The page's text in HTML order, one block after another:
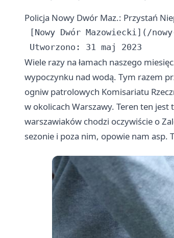
Policja Nowy Dwór Maz.: Przystań
[Nowy Dwór Mazowiecki](/
Wiele razy na łamach naszego
wypoczynku nad wodą. Tym razem
ogniw patrolowych Komisariatu
w okolicach Warszawy. Teren ten
warszawiaków chodzi oczywiście o
sezonie i poza nim, opowie nam asp.